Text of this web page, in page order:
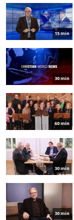
15 min
30 min
60 min
30 min
30 min